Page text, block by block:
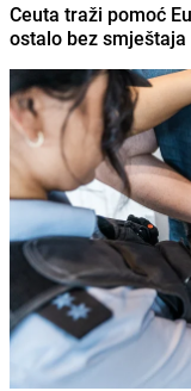
Ceuta traži pomoć
ostalo bez smještaja